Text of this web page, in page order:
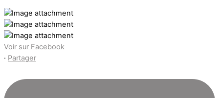
Voir sur Facebook
· Partager